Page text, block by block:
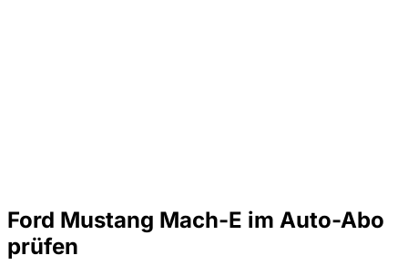
Ford Mustang Mach-E im Auto-Abo
prüfen